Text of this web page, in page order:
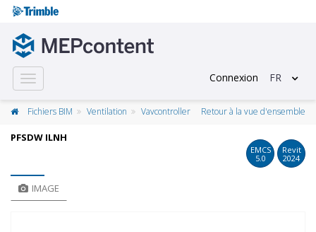
Toggle
navigation
Connexion FR
Fichiers BIM Ventilation Vavcontroller Retour à la vue d'ensemble
PFSDW ILNH
EMCS
5.0
Revit
2024
IMAGE